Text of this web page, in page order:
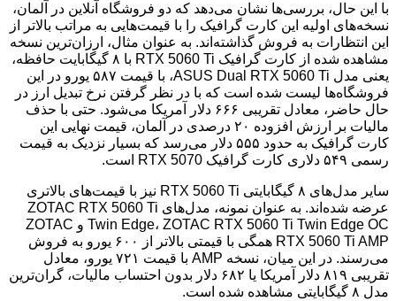
با این حال، بررسی‌ها نشان می‌دهد که دو فروشگاه آنلاین در آلمان،
نسخه‌های اولیه این کارت گرافیک را با قیمت‌هایی به مراتب بالاتر از
این انتظارات به فروش گذاشته‌اند. به عنوان مثال، ارزان‌ترین نسخه
مشاهده شده از کارت گرافیک RTX 5060 Ti با ۸ گیگابایت حافظه،
یعنی مدل ASUS Dual RTX 5060 Ti، با قیمت ۵۸۷ یورو در این
فروشگاه‌ها لیست شده است که با در نظر گرفتن نرخ تبدیل ارز در
حال حاضر، معادل تقریبی ۶۶۶ دلار آمریکا می‌شود. حتی با حذف
مالیات بر ارزش افزوده ۲۰ درصدی در آلمان، قیمت نهایی این
کارت گرافیک به حدود ۵۵۵ دلار می‌رسد که بسیار نزدیک به قیمت
رسمی ۵۴۹ دلاری کارت گرافیک RTX 5070 است.
سایر مدل‌های ۸ گیگابایتی RTX 5060 Ti نیز با قیمت‌های بالاتری
عرضه شده‌اند. به عنوان نمونه، مدل‌های ZOTAC RTX 5060 Ti
Twin Edge، ZOTAC RTX 5060 Ti Twin Edge OC و ZOTAC
RTX 5060 Ti AMP همگی با قیمتی بالاتر از ۶۰۰ یورو به فروش
می‌رسند. در این میان، نسخه AMP با قیمت ۷۲۱ یورو، معادل
تقریبی ۸۱۹ دلار آمریکا یا ۶۸۲ دلار بدون احتساب مالیات، گران‌ترین
مدل ۸ گیگابایتی مشاهده شده است.